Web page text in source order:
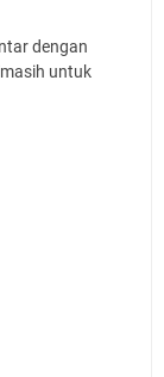
dengan
untuk